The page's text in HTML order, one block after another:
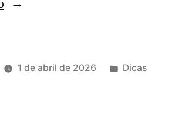
elétrico
1 de abril de 2026
Publicado
Dicas